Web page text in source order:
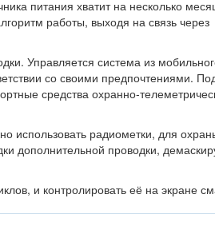
питания хватит на несколько
работы, выходя на связь через
Управляется система из
со своими предпочтениями.
средства охранно-
использовать радиометки, для
дополнительной проводки,
и контролировать её на экране